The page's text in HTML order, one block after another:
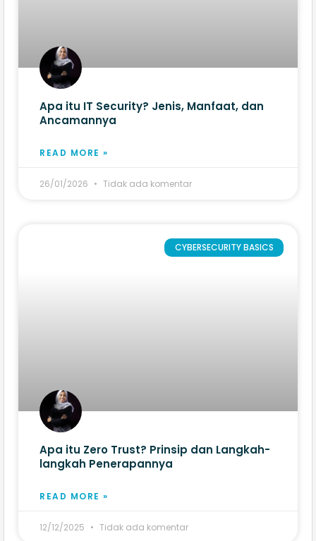
Apa itu IT Security? Jenis, Manfaat, dan
Ancamannya
READ MORE »
26/01/2026 Tidak ada komentar
CYBERSECURITY BASICS
Apa itu Zero Trust? Prinsip dan Langkah-
langkah Penerapannya
READ MORE »
12/12/2025 Tidak ada komentar